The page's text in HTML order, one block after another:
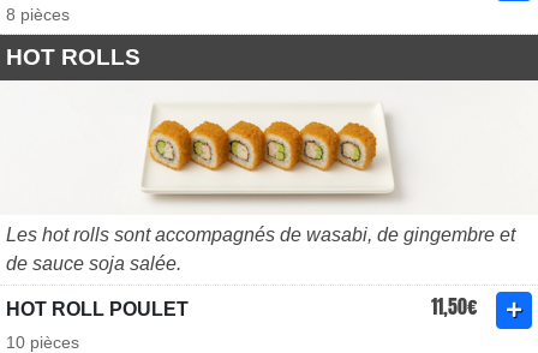
8 pièces
HOT ROLLS
Les hot rolls sont accompagnés de wasabi, de gingembre et
de sauce soja salée.
HOT ROLL POULET 11,50€
10 pièces